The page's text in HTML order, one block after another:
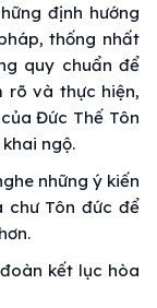
định hướng
thống nhất
quy chuẩn để
rõ và thực hiện,
Đức Thế Tôn
ngộ.
những ý kiến
chư Tôn đức để
kết lục hòa